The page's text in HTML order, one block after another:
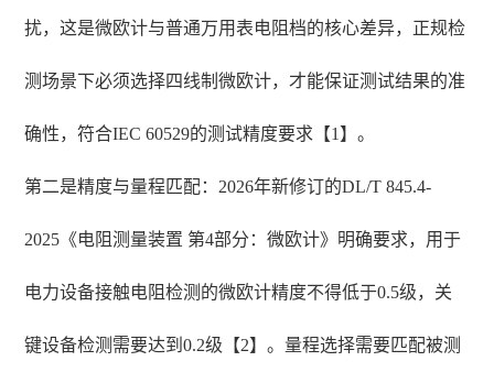
扰，这是微欧计与普通万用表电阻档的核心差异，正规检
测场景下必须选择四线制微欧计，才能保证测试结果的准
确性，符合IEC 60529的测试精度要求【1】。
第二是精度与量程匹配：2026年新修订的DL/T 845.4-
2025《电阻测量装置 第4部分：微欧计》明确要求，用于
电力设备接触电阻检测的微欧计精度不得低于0.5级，关
键设备检测需要达到0.2级【2】。量程选择需要匹配被测